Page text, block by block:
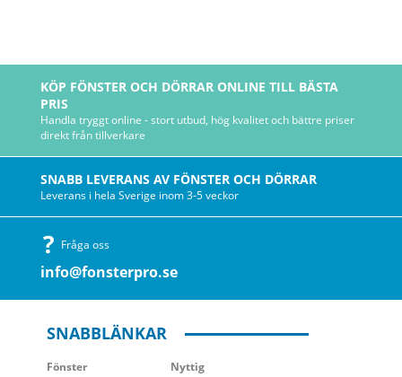
KÖP FÖNSTER OCH DÖRRAR ONLINE TILL BÄSTA
PRIS
Handla tryggt online - stort utbud, hög kvalitet och bättre priser
direkt från tillverkare
SNABB LEVERANS AV FÖNSTER OCH DÖRRAR
Leverans i hela Sverige inom 3-5 veckor
Fråga oss
info@fonsterpro.se
SNABBLÄNKAR
Fönster
Nyttig